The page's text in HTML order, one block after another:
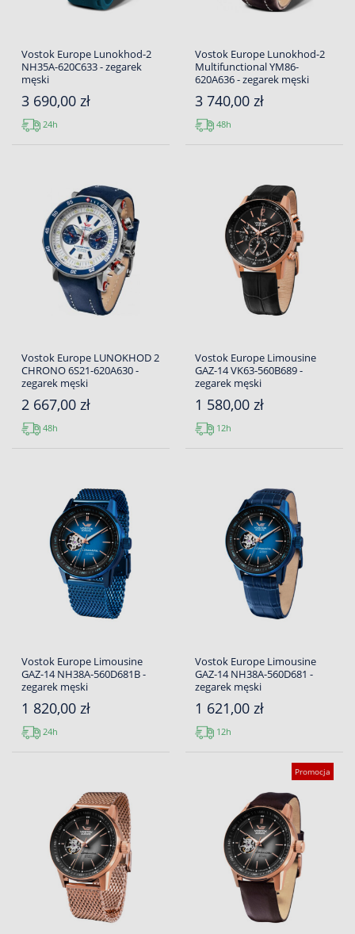
Vostok Europe Lunokhod-2
NH35A-620C633 - zegarek
męski
3 690,00 zł
24h
Vostok Europe Lunokhod-2
Multifunctional YM86-
620A636 - zegarek męski
3 740,00 zł
48h
Vostok Europe LUNOKHOD 2
CHRONO 6S21-620A630 -
zegarek męski
2 667,00 zł
48h
Vostok Europe Limousine
GAZ-14 VK63-560B689 -
zegarek męski
1 580,00 zł
12h
Vostok Europe Limousine
GAZ-14 NH38A-560D681B -
zegarek męski
1 820,00 zł
24h
Vostok Europe Limousine
GAZ-14 NH38A-560D681 -
zegarek męski
1 621,00 zł
12h
Promocja